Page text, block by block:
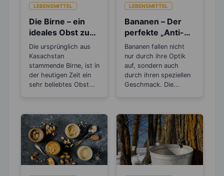
LEBENSMITTEL
Die Birne – ein
ideales Obst zum
Abnehmen
Die ursprünglich aus
Kasachstan
stammende Birne, ist in
der heutigen Zeit ein
sehr beliebtes Obst...
LEBENSMITTEL
Bananen – Der
perfekte „Anti-
Stress“-Snack
Bananen fallen nicht
nur durch ihre Optik
auf, sondern auch
durch ihren speziellen
Geschmack. Die...